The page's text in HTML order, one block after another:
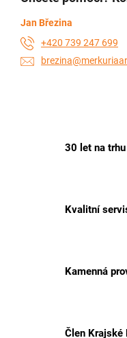
30 let na trhu
Kvalitní
Kamenná
Člen Krajské
Jan Březina
+420 739 247 699